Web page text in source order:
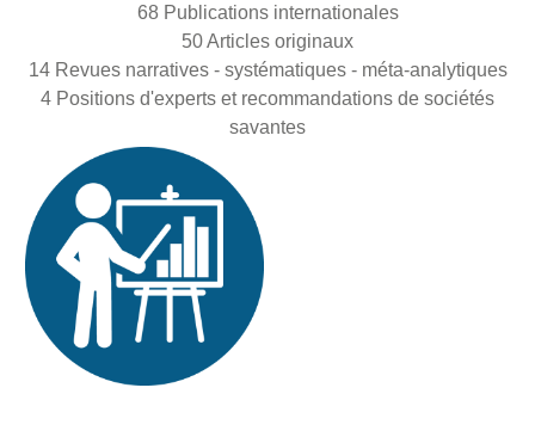
68 Publications internationales
50 Articles originaux
14 Revues narratives - systématiques - méta-analytiques
4 Positions d'experts et recommandations de sociétés
savantes